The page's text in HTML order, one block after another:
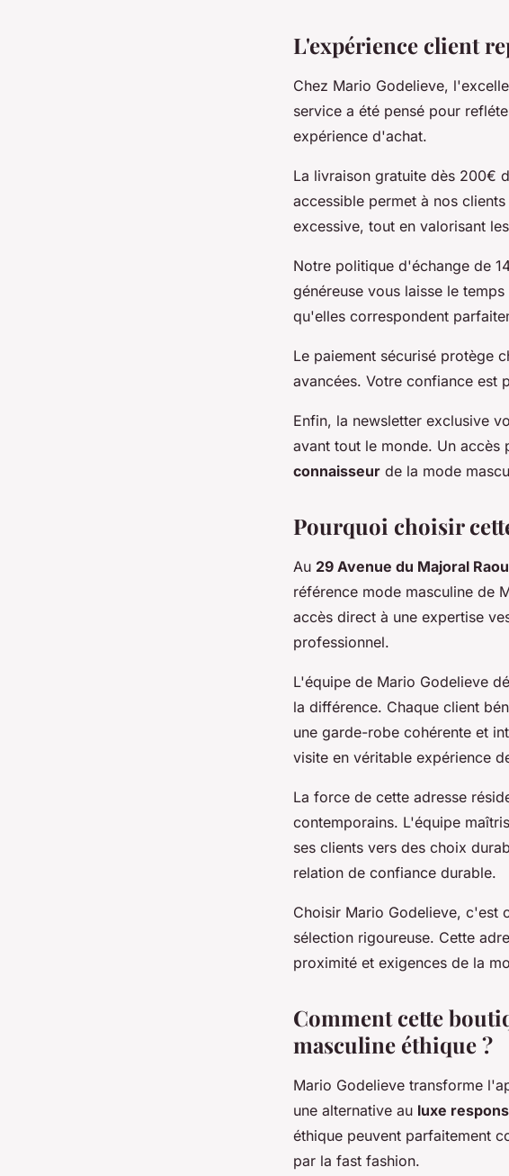
L'expérience client
Chez Mario Godelieve,
service a été pensé pour
expérience d'achat.
La livraison gratuite dès 200€
accessible permet à nos
excessive, tout en valorisant
Notre politique d'échange de
généreuse vous laisse le
qu'elles correspondent
Le paiement sécurisé protège
avancées. Votre confiance est
Enfin, la newsletter exclusive
avant tout le monde. Un accès
connaisseur de la mode
Pourquoi choisir
Au 29 Avenue du Majoral
référence mode masculine de
accès direct à une expertise
professionnel.
L'équipe de Mario Godelieve
la différence. Chaque client
une garde-robe cohérente et
visite en véritable expérience
La force de cette adresse
contemporains. L'équipe
ses clients vers des choix
relation de confiance durable.
Choisir Mario Godelieve, c'est
sélection rigoureuse. Cette
proximité et exigences de la
Comment cette
masculine éthique ?
Mario Godelieve transforme
une alternative au luxe
éthique peuvent parfaitement
par la fast fashion.